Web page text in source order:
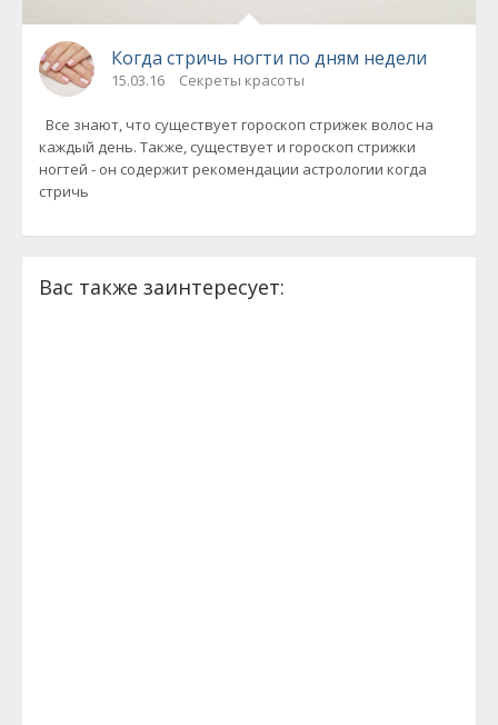
Когда стричь ногти по дням недели
15.03.16 Секреты красоты
Все знают, что существует гороскоп стрижек волос на
каждый день. Также, существует и гороскоп стрижки
ногтей - он содержит рекомендации астрологии когда
стричь
Вас также заинтересует: